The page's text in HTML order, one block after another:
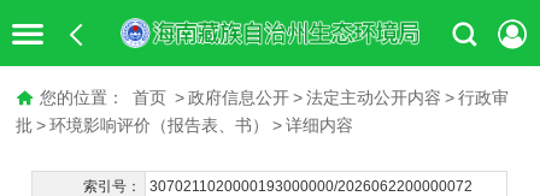
您的位置： 首页 > 政府信息公开 > 法定主动公开内容 > 行政审
批 > 环境影响评价（报告表、书） > 详细内容
索引号：
3070211020000193000000/2026062200000072